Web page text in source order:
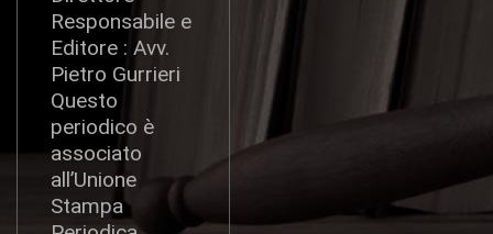
Responsabile e
Editore : Avv.
Pietro Gurrieri
Questo
periodico è
associato
all’Unione
Stampa